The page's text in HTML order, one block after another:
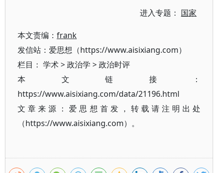
进入专题： 国家
本文责编： frank
发信站：爱思想（https://www.aisixiang.com）
栏目： 学术>政治学 >政治时评
本文链接：
https://www.aisixiang.com/data/21196.html
文章来源：爱思想首发，转载请注明出处
（https://www.aisixiang.com）。